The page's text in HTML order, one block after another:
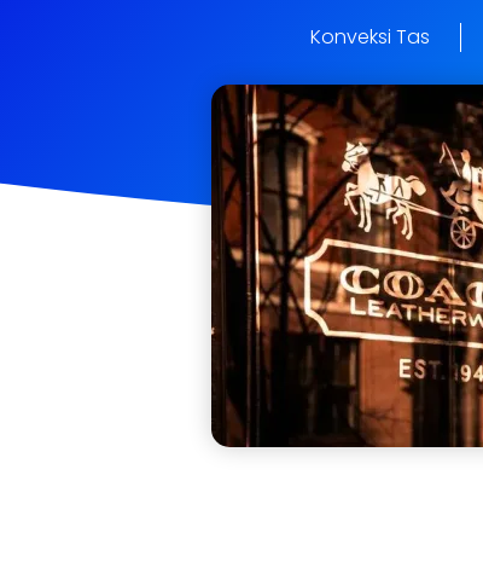
Konveksi Tas